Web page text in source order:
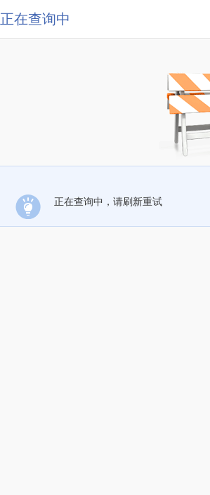
正在查询中
正在查询中，请刷新重试